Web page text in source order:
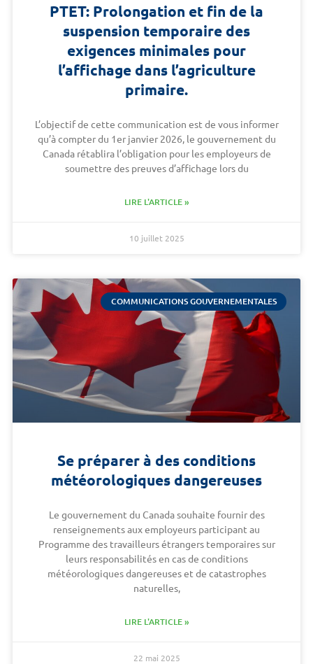
PTET: Prolongation et fin de la
suspension temporaire des
exigences minimales pour
l’affichage dans l’agriculture
primaire.
L’objectif de cette communication est de vous informer
qu’à compter du 1er janvier 2026, le gouvernement du
Canada rétablira l’obligation pour les employeurs de
soumettre des preuves d’affichage lors du
LIRE L'ARTICLE »
10 juillet 2025
COMMUNICATIONS GOUVERNEMENTALES
Se préparer à des conditions
météorologiques dangereuses
Le gouvernement du Canada souhaite fournir des
renseignements aux employeurs participant au
Programme des travailleurs étrangers temporaires sur
leurs responsabilités en cas de conditions
météorologiques dangereuses et de catastrophes
naturelles,
LIRE L'ARTICLE »
22 mai 2025